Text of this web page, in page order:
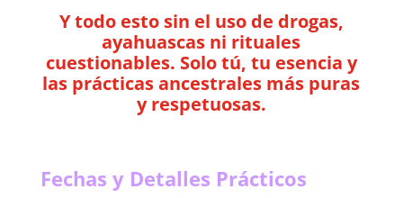
Y todo esto sin el uso de drogas,
ayahuascas ni rituales
cuestionables. Solo tú, tu esencia y
las prácticas ancestrales más puras
y respetuosas.
Fechas y Detalles Prácticos